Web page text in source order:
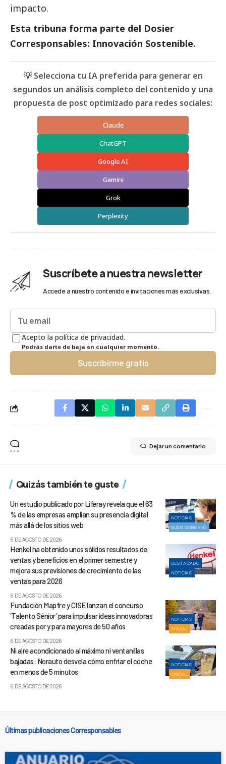
impacto.
Esta tribuna forma parte del Dosier
Corresponsables: Innovación Sostenible.
💡 Selecciona tu IA preferida para generar en
segundos un análisis completo del contenido y una
propuesta de post optimizado para redes sociales:
Claude
ChatGPT
Google AI
Gemini
Grok
Perplexity
Suscríbete a nuestra newsletter
Accede a nuestro contenido e invitaciones más exclusivas.
Acepto la política de privacidad.
Podrás darte de baja en cualquier momento.
Suscribirme gratis
Dejar un comentario
Quizás también te guste
NOTICIAS
BUEN GOBIERNO
Un estudio publicado por Liferay revela que el 63
% de las empresas amplían su presencia digital
más allá de los sitios web
6 DE AGOSTO DE 2026
DESTACADO
NOTICIAS
Henkel ha obtenido unos sólidos resultados de
ventas y beneficios en el primer semestre y
mejora sus previsiones de crecimiento de las
ventas para 2026
6 DE AGOSTO DE 2026
NOTICIAS
SOCIAL
Fundación Mapfre y CISE lanzan el concurso
‘Talento Sénior’ para impulsar ideas innovadoras
creadas por y para mayores de 50 años
6 DE AGOSTO DE 2026
NOTICIAS
SOCIAL
Ni aire acondicionado al máximo ni ventanillas
bajadas: Norauto desvela cómo enfriar el coche
en menos de 5 minutos
6 DE AGOSTO DE 2026
Últimas publicaciones Corresponsables